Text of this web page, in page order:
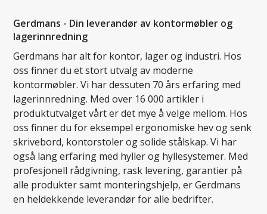
Gerdmans - Din leverandør av kontormøbler og
lagerinnredning
Gerdmans har alt for kontor, lager og industri. Hos
oss finner du et stort utvalg av moderne
kontormøbler. Vi har dessuten 70 års erfaring med
lagerinnredning. Med over 16 000 artikler i
produktutvalget vårt er det mye å velge mellom. Hos
oss finner du for eksempel ergonomiske hev og senk
skrivebord, kontorstoler og solide stålskap. Vi har
også lang erfaring med hyller og hyllesystemer. Med
profesjonell rådgivning, rask levering, garantier på
alle produkter samt monteringshjelp, er Gerdmans
en heldekkende leverandør for alle bedrifter.